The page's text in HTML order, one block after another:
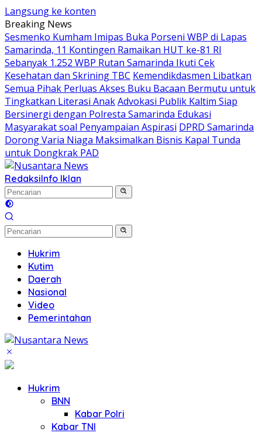
Langsung ke konten
Breaking News
Sesmenko Kumham Imipas Buka Porseni WBP di Lapas
Samarinda, 11 Kontingen Ramaikan HUT ke-81 RI
Sebanyak 1.252 WBP Rutan Samarinda Ikuti Cek
Kesehatan dan Skrining TBC Kemendikdasmen Libatkan
Semua Pihak Perluas Akses Buku Bacaan Bermutu untuk
Tingkatkan Literasi AnakAdvokasi Publik Kaltim Siap
Bersinergi dengan Polresta Samarinda Edukasi
Masyarakat soal Penyampaian Aspirasi DPRD Samarinda
Dorong Varia Niaga Maksimalkan Bisnis Kapal Tunda
untuk Dongkrak PAD
RedaksiInfo Iklan
Hukrim
Kutim
Daerah
Nasional
Video
Pemerintahan
Hukrim
BNN
Kabar Polri
Kabar TNI